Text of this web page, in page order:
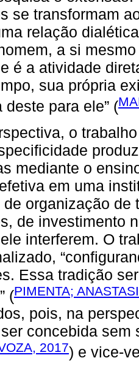
se transformam
relação
a si
é a atividade
sua própria
deste para ele” (
o
mediante o
em uma
organização de
de investimento
interferem. O
Essa tradição
(PIMENTA;
pois, na
concebida sem
2017) e vice-